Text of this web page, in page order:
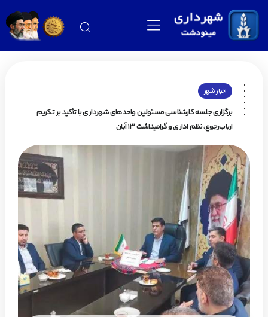
اخبار شهر
برگزاری جلسه کارشناسی مسئولین واحدهای شهرداری با تأکید بر تکریم
ارباب‌رجوع، نظم اداری و گرامیداشت ۱۳ آبان